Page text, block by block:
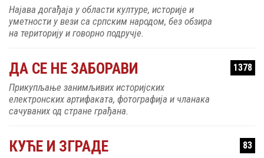
Најава догађаја у области културе, историје и
уметности у вези са српским народом, без обзира
на територију и говорно подручје.
ДА СЕ НЕ ЗАБОРАВИ 1378
Прикупљање занимљивих историјских
електронских артифаката, фотографија и чланака
сачуваних од стране грађана.
КУЋЕ И ЗГРАДЕ 83